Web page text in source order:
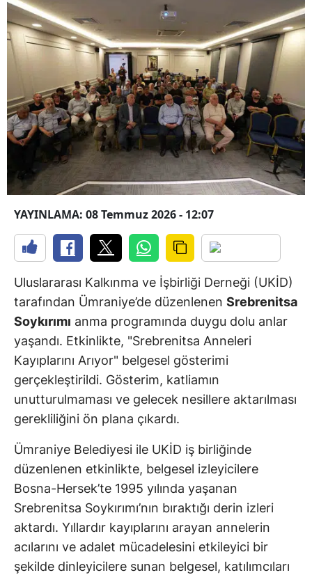
YAYINLAMA: 08 Temmuz 2026 - 12:07
Uluslararası Kalkınma ve İşbirliği Derneği (UKİD)
tarafından Ümraniye’de düzenlenen Srebrenitsa
Soykırımı anma programında duygu dolu anlar
yaşandı. Etkinlikte, "Srebrenitsa Anneleri
Kayıplarını Arıyor" belgesel gösterimi
gerçekleştirildi. Gösterim, katliamın
unutturulmaması ve gelecek nesillere aktarılması
gerekliliğini ön plana çıkardı.
Ümraniye Belediyesi ile UKİD iş birliğinde
düzenlenen etkinlikte, belgesel izleyicilere
Bosna-Hersek’te 1995 yılında yaşanan
Srebrenitsa Soykırımı’nın bıraktığı derin izleri
aktardı. Yıllardır kayıplarını arayan annelerin
acılarını ve adalet mücadelesini etkileyici bir
şekilde dinleyicilere sunan belgesel, katılımcıları